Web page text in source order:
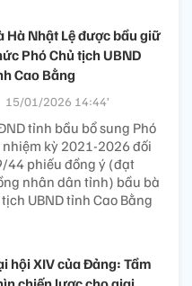
Hà Nhật Lệ được bầu giữ
Phó Chủ tịch UBND
Cao Bằng
15/01/2026 14:44’
tỉnh bầu bổ sung Phó
nhiệm kỳ 2021-2026 đối
44 phiếu đồng ý (đạt
nhân dân tỉnh) bầu bà
UBND tỉnh Cao Bằng
hội XIV của Đảng: Tầm